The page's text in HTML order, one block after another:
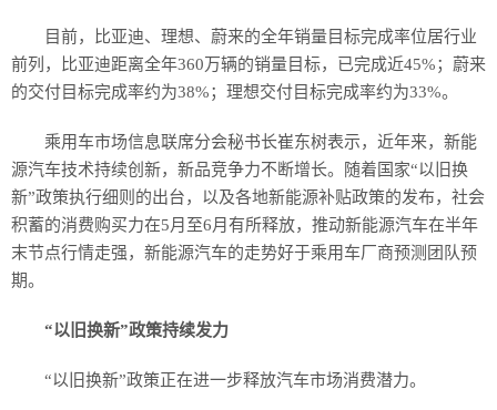
目前，比亚迪、理想、蔚来的全年销量目标完成率位居行业
前列，比亚迪距离全年360万辆的销量目标，已完成近45%；蔚来
的交付目标完成率约为38%；理想交付目标完成率约为33%。
乘用车市场信息联席分会秘书长崔东树表示，近年来，新能
源汽车技术持续创新，新品竞争力不断增长。随着国家“以旧换
新”政策执行细则的出台，以及各地新能源补贴政策的发布，社会
积蓄的消费购买力在5月至6月有所释放，推动新能源汽车在半年
末节点行情走强，新能源汽车的走势好于乘用车厂商预测团队预
期。
“以旧换新”政策持续发力
“以旧换新”政策正在进一步释放汽车市场消费潜力。